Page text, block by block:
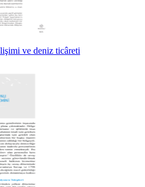
ve deniz ticâreti